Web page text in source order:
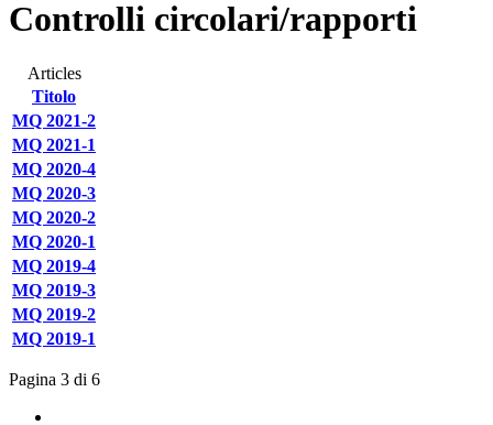
Controlli circolari/rapporti
Articles
Titolo
MQ 2021-2
MQ 2021-1
MQ 2020-4
MQ 2020-3
MQ 2020-2
MQ 2020-1
MQ 2019-4
MQ 2019-3
MQ 2019-2
MQ 2019-1
Pagina 3 di 6